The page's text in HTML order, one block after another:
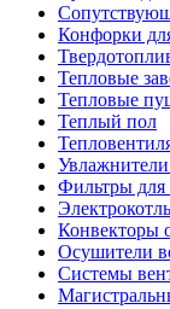
Конфорки
Тепловые
Тепловые
Теплый пол
Увлажнители
Фильтры
Конвекторы
Осушители
Системы